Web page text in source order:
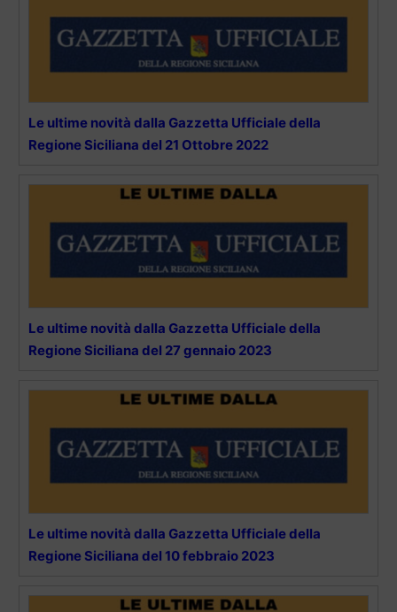
Le ultime novità dalla Gazzetta Ufficiale della
Regione Siciliana del 21 Ottobre 2022
Le ultime novità dalla Gazzetta Ufficiale della
Regione Siciliana del 27 gennaio 2023
Le ultime novità dalla Gazzetta Ufficiale della
Regione Siciliana del 10 febbraio 2023